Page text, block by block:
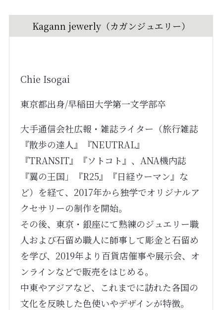
Kagann jewerly（カガンジュエリー）
Chie Isogai
東京都出身/早稲田大学第一文学部卒
大手通信会社広報・雑誌ライター（旅行雑誌
『散歩の達人』『NEUTRAL』
『TRANSIT』『ソトコト』、ANA機内誌
『翼の王国」『R25』『日経ウーマン』な
ど）を経て、2017年から独学でオリジナルア
クセサリーの制作を開始。
その後、東京・銀座にて熟練のジュエリー職
人および石留め職人に師事して彫金と石留め
を学び、2019年より百貨店催事や展示会、オ
ンラインなどで販売をはじめる。
中東やアジアなど、これまでに訪れた各国の
文化を反映した色使いやデザインが特徴。